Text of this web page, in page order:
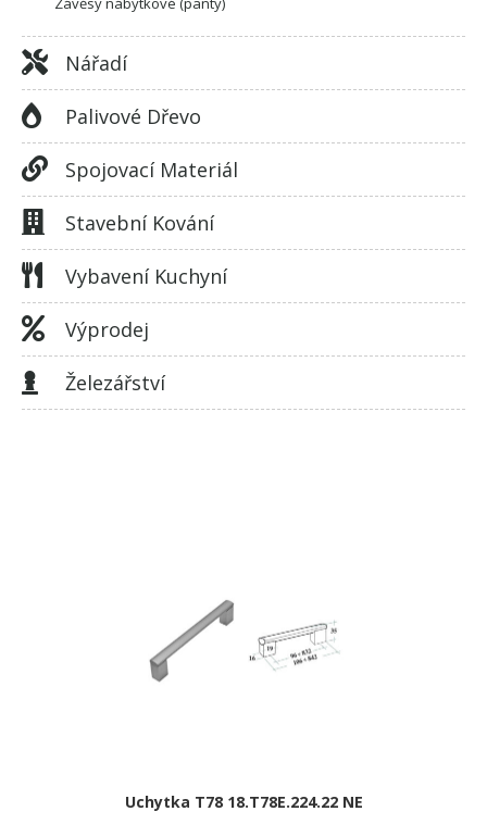
Nářadí
Palivové Dřevo
Spojovací Materiál
Stavební Kování
Vybavení Kuchyní
Výprodej
Železářství
Uchytka T78 18.T78E.224.22 NE